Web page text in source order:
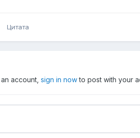
Цитата
account, sign in nowto post with your